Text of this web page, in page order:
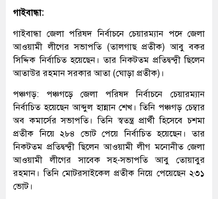
গাইবান্ধা:
গাইবান্ধা জেলা পরিষদ নির্বাচনে চেয়ারম্যান পদে জেলা
আওয়ামী লীগের সভাপতি (তালগাছ প্রতীক) আবু বকর
সিদ্দিক নির্বাচিত হয়েছেন। তার নিকটতম প্রতিদ্বন্দ্বী ছিলেন
আতাউর রহমান সরকার আতা (ঘোড়া প্রতীক)।
পঞ্চগড়: পঞ্চগড়ে জেলা পরিষদ নির্বাচনে চেয়ারম্যান
নির্বাচিত হয়েছেন আব্দুল হান্নান শেখ। তিনি পঞ্চগড় চেম্বার
অব কমার্সের সভাপতি। তিনি স্বতন্ত্র প্রার্থী হিসেবে চশমা
প্রতীক নিয়ে ২৮৪ ভোট পেয়ে নির্বাচিত হয়েছেন। তার
নিকটতম প্রতিদ্বন্দ্বী ছিলেন আওয়ামী লীগ মনোনীত জেলা
আওয়ামী লীগের সাবেক সহ-সভাপতি আবু তোয়াবুর
রহমান। তিনি মোটরসাইকেল প্রতীক নিয়ে পেয়েছেন ২৩১
ভোট।